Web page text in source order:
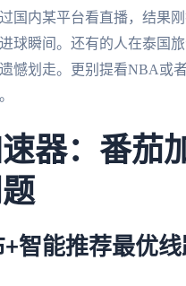
内某平台看直播，结果
球瞬间。还有的人在泰国
憾划走。更别提看NBA或
器：番茄
智能推荐最优